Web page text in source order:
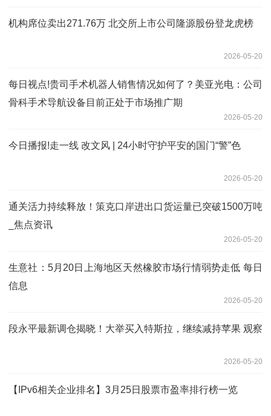
机构席位卖出271.76万 北交所上市公司隆源股份登龙虎榜
2026-05-20
每日视点!贵司手术机器人销售情况如何了？美亚光电：公司
骨科手术导航设备目前正处于市场推广期
2026-05-20
今日播报!走一线 改文风 | 24小时守护平安的国门“警”色
2026-05-20
通关活力持续释放！策克口岸进出口货运量已突破1500万吨
_焦点资讯
2026-05-20
生意社：5月20日上海地区天然橡胶市场行情弱势走低 每日
信息
2026-05-20
段永平最新调仓揭晓！大举买入特斯拉，继续减持苹果 观察
2026-05-20
【IPv6相关企业排名】3月25日股票市盈率排行榜一览